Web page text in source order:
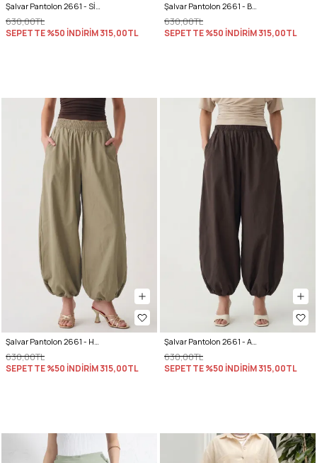
Şalvar Pantolon 2661 - SİYAH
630,00TL
SEPETTE %50 İNDİRİM315,00TL
Şalvar Pantolon 2661 - BEYAZ
630,00TL
SEPETTE %50 İNDİRİM315,00TL
Şalvar Pantolon 2661 - HAKİ
630,00TL
SEPETTE %50 İNDİRİM315,00TL
Şalvar Pantolon 2661 - ACI KAHVE
630,00TL
SEPETTE %50 İNDİRİM315,00TL